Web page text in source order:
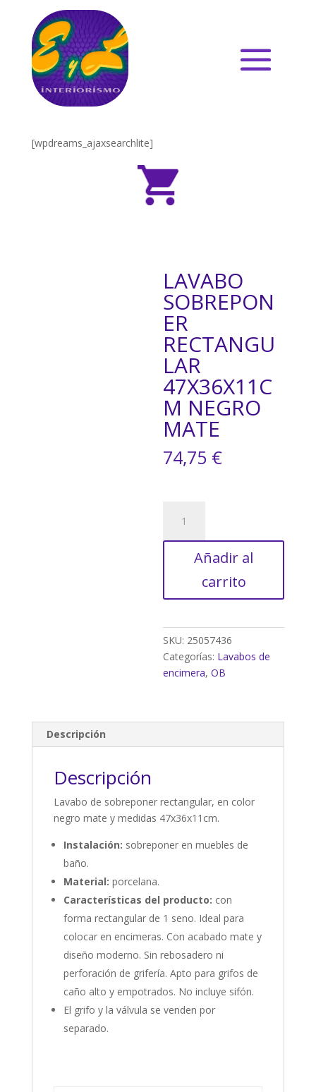
[wpdreams_ajaxsearchlite]
LAVABO
SOBREPON
ER
RECTANGU
LAR
47X36X11C
M NEGRO
MATE
74,75 €
SOBREPONER
RECTANGULAR
47X36X11CM
Añadir al
carrito
SKU: 25057436
Categorías: Lavabos de
encimera,OB
Descripción
Descripción
Lavabo de sobreponer rectangular, en color
negro mate y medidas 47x36x11cm.
Instalación: sobreponer en muebles de
baño.
Material: porcelana.
Características del producto: con
forma rectangular de 1 seno. Ideal para
colocar en encimeras. Con acabado mate y
diseño moderno. Sin rebosadero ni
perforación de grifería. Apto para grifos de
caño alto y empotrados. No incluye sifón.
El grifo y la válvula se venden por
separado.